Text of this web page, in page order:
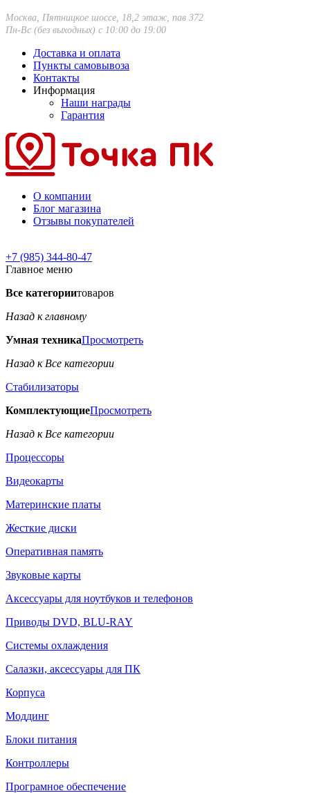
Москва, Пятницкое шоссе, 18,2 этаж, пав 372
Пн-Вс (без выходных) с 10:00 до 19:00
Доставка и оплата
Пункты самовывоза
Контакты
Информация
Наши награды
Гарантия
О компании
Блог магазина
Отзывы покупателей
+7 (985) 344-80-47
Главное меню
Все категориитоваров
Назад к главному
Умная техникаПросмотреть
Назад к Все категории
Стабилизаторы
КомплектующиеПросмотреть
Назад к Все категории
Процессоры
Видеокарты
Материнские платы
Жесткие диски
Оперативная память
Звуковые карты
Аксессуары для ноутбуков и телефонов
Приводы DVD, BLU-RAY
Системы охлаждения
Салазки, аксессуары для ПК
Корпуса
Моддинг
Блоки питания
Контроллеры
Програмное обеспечение